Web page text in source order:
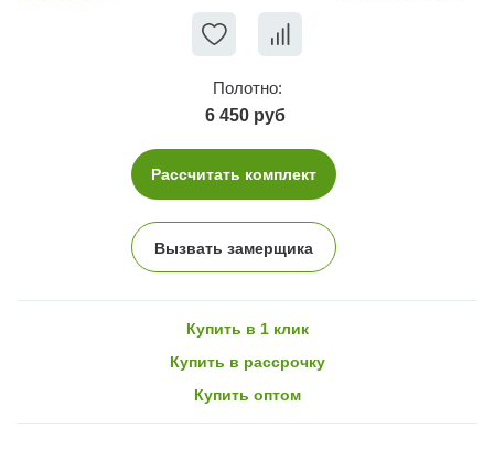
Полотно:
6 450 руб
Рассчитать комплект
Вызвать замерщика
Купить в 1 клик
Купить в рассрочку
Купить оптом